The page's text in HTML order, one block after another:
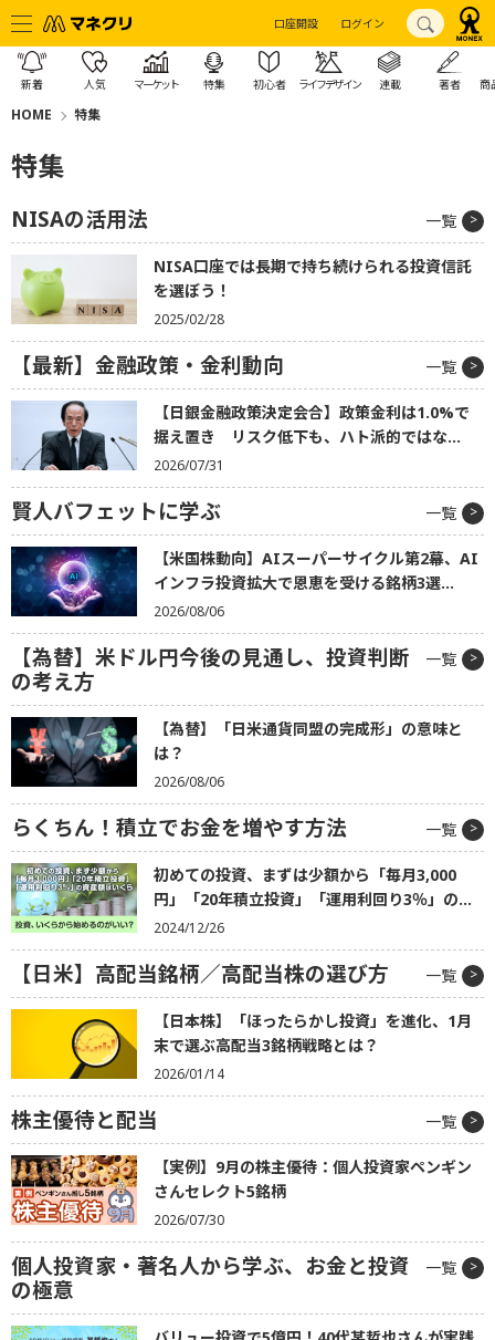
口座開設 ログイン
新着 人気 マーケット 特集 初心者 ライフデザイン 連載 著者 商
HOME 特集
特集
NISAの活用法 一覧
NISA口座では長期で持ち続けられる投資信託
を選ぼう！
2025/02/28
【最新】金融政策・金利動向 一覧
【日銀金融政策決定会合】政策金利は1.0%で
据え置き リスク低下も、ハト派的ではな...
2026/07/31
賢人バフェットに学ぶ 一覧
【米国株動向】AIスーパーサイクル第2幕、AI
インフラ投資拡大で恩恵を受ける銘柄3選...
2026/08/06
【為替】米ドル円今後の見通し、投資判断
の考え方
一覧
【為替】「日米通貨同盟の完成形」の意味と
は？
2026/08/06
らくちん！積立でお金を増やす方法 一覧
初めての投資、まずは少額から「毎月3,000
円」「20年積立投資」「運用利回り3％」の...
2024/12/26
【日米】高配当銘柄／高配当株の選び方 一覧
【日本株】「ほったらかし投資」を進化、1月
末で選ぶ高配当3銘柄戦略とは？
2026/01/14
株主優待と配当 一覧
【実例】9月の株主優待：個人投資家ペンギン
さんセレクト5銘柄
2026/07/30
個人投資家・著名人から学ぶ、お金と投資
の極意
一覧